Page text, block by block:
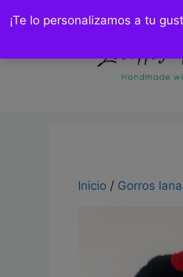
¡Te lo personalizamos a tu
Inicio / Gorros